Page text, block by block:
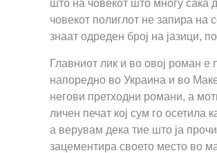
што на човекот што многу
човекот полиглот не запира на
знаат одреден број на јазици,
Главниот лик и во овој роман
напоредно во Украина и во
негови претходни романи, а
личен печат кој сум го осетила
а верувам дека тие што ја
зацементира своето место во